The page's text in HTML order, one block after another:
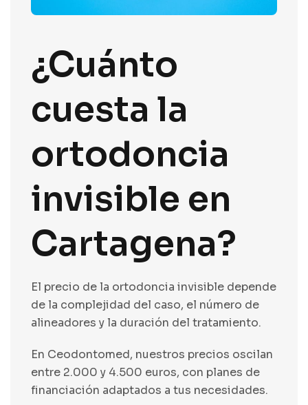
¿Cuánto
cuesta la
ortodoncia
invisible en
Cartagena?
El precio de la ortodoncia invisible depende
de la complejidad del caso, el número de
alineadores y la duración del tratamiento.
En Ceodontomed, nuestros precios oscilan
entre 2.000 y 4.500 euros, con planes de
financiación adaptados a tus necesidades.